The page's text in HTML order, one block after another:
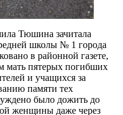
Тюшина зачитала
школы № 1 города
в районной газете,
мать пятерых погибших
и учащихся за
памяти тех
было дожить до
женщины даже через